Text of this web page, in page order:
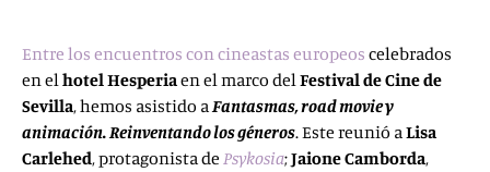
Entre los encuentros con cineastas europeos celebrados
en elhotel Hesperiaen el marco delFestival de Cine de
Sevilla, hemos asistido aFantasmas, road movie y
animación. Reinventando los géneros. Este reunió aLisa
Carlehed, protagonista de Psykosia;Jaione Camborda,